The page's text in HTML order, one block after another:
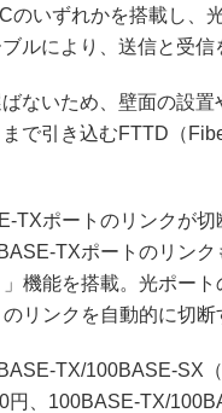
いずれかを搭載し、
ルにより、送信と受信
ないため、壁面の設置
で引き込むFTTD（
TXポートのリンクが切
TXポートのリン
機能を搭載。光ポー
リンクを自動的に切断
TX/100BASE-SX
円、100BASE-TX/